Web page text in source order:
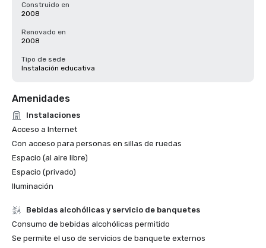
Construido en
2008
Renovado en
2008
Tipo de sede
Instalación educativa
Amenidades
Instalaciones
Acceso a Internet
Con acceso para personas en sillas de ruedas
Espacio (al aire libre)
Espacio (privado)
Iluminación
Bebidas alcohólicas y servicio de banquetes
Consumo de bebidas alcohólicas permitido
Se permite el uso de servicios de banquete externos